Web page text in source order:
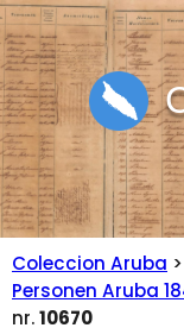
Coleccion Aruba >
Personen Aruba
nr.10670